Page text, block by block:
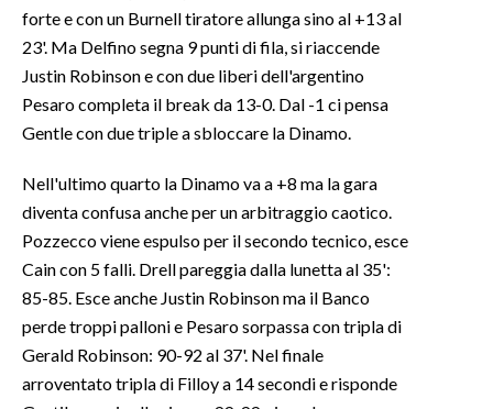
ANNUNCI
NECROLOGI
PUBBLICITÀ
forte e con un Burnell tiratore allunga sino al +13 al
23'. Ma Delfino segna 9 punti di fila, si riaccende
Justin Robinson e con due liberi dell'argentino
Pesaro completa il break da 13-0. Dal -1 ci pensa
Gentle con due triple a sbloccare la Dinamo.
Nell'ultimo quarto la Dinamo va a +8 ma la gara
diventa confusa anche per un arbitraggio caotico.
Pozzecco viene espulso per il secondo tecnico, esce
Cain con 5 falli. Drell pareggia dalla lunetta al 35':
85-85. Esce anche Justin Robinson ma il Banco
perde troppi palloni e Pesaro sorpassa con tripla di
Gerald Robinson: 90-92 al 37'. Nel finale
arroventato tripla di Filloy a 14 secondi e risponde